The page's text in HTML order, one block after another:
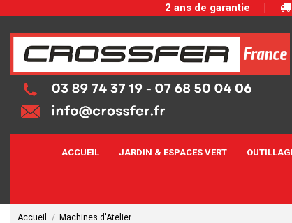
2 ans de garantie |
ACCUEIL JARDIN & ESPACES VERT
Accueil Machines d'Atelier